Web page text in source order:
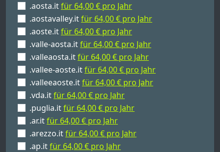
.aosta.itfür 64,00 € pro Jahr
.aostavalley.itfür 64,00 € pro Jahr
.aoste.itfür 64,00 € pro Jahr
.valle-aosta.itfür 64,00 € pro Jahr
.valleaosta.itfür 64,00 € pro Jahr
.vallee-aoste.itfür 64,00 € pro Jahr
.valleeaoste.itfür 64,00 € pro Jahr
.vda.itfür 64,00 € pro Jahr
.puglia.itfür 64,00 € pro Jahr
.ar.itfür 64,00 € pro Jahr
.arezzo.itfür 64,00 € pro Jahr
.ap.itfür 64,00 € pro Jahr